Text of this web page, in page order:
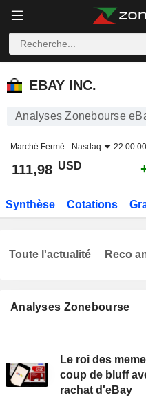
EBAY INC.
EBAY INC.
Analyses Zonebourse
Marché Fermé - Nasdaq
111,98 USD
Synthèse Cotations
Analyses Zonebourse
Le roi des
coup de bluff
rachat d'eBay
Toute l'actualité Reco